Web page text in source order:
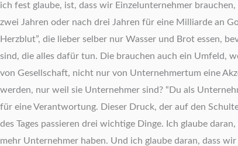
ich fest glaube, ist, dass wir Einzelunternehmer
zwei Jahren oder nach drei Jahren für eine Milliarde an
Herzblut”, die lieber selber nur Wasser und Brot essen,
sind, die alles dafür tun. Die brauchen auch ein Umfeld,
von Gesellschaft, nicht nur von Unternehmertum eine
werden, nur weil sie Unternehmer sind? “Du als
für eine Verantwortung. Dieser Druck, der auf den
des Tages passieren drei wichtige Dinge. Ich glaube
mehr Unternehmer haben. Und ich glaube daran, dass